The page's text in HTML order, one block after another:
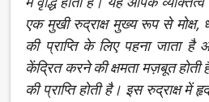
एक मुखी रुद्राक्ष मुख्य रूप से
की प्राप्ति के लिए पहना जाता
केंद्रित करने की क्षमता मज़बूत होती
की प्राप्ति होती है। इस रुद्राक्ष